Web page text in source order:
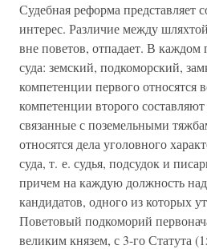
Судебная реформа
интерес. Различие между
вне поветов, отпадает. В каждом
суда: земский, подкоморский,
компетенции первого относятся
компетенции второго
связанные с поземельными
относятся дела уголовного
суда, т. е. судья, подсудок и
причем на каждую должность
кандидатов, одного из которых
Поветовый подкоморий
великим князем, с 3-го Статута